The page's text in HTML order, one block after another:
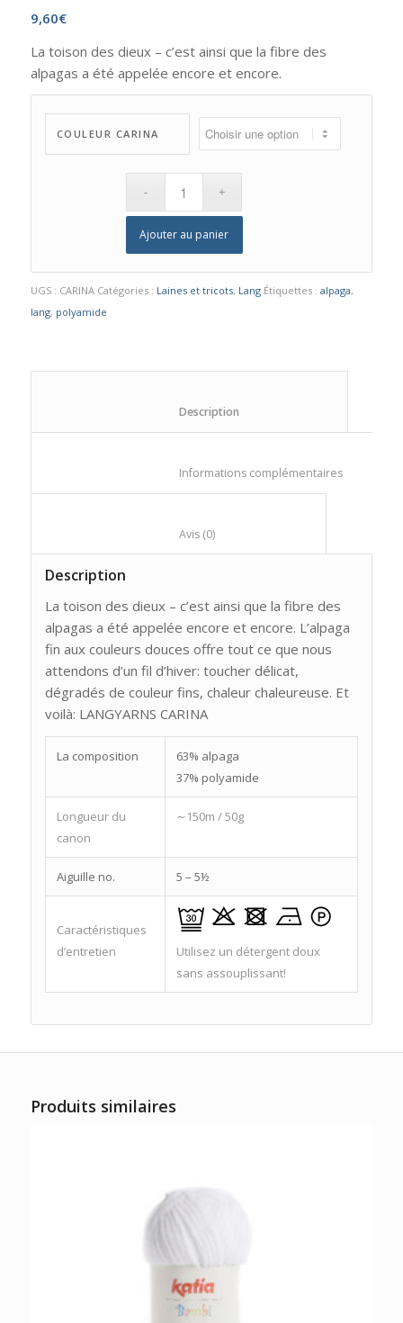
9,60€
La toison des dieux – c’est ainsi que la fibre des
alpagas a été appelée encore et encore.
COULEUR CARINA
Ajouter au panier
UGS : CARINA Catégories : Laines et tricots, Lang Étiquettes : alpaga,
lang, polyamide
Informations
						Avis (0)
Description
La toison des dieux – c’est ainsi que la fibre des
alpagas a été appelée encore et encore. L’alpaga
fin aux couleurs douces offre tout ce que nous
attendons d’un fil d’hiver: toucher délicat,
dégradés de couleur fins, chaleur chaleureuse. Et
voilà: LANGYARNS CARINA
La composition
63% alpaga
37% polyamide
Longueur du
canon
∼150m / 50g
Aiguille no. 5 – 5½
Caractéristiques
d’entretien
Utilisez un détergent doux
sans assouplissant!
Produits similaires